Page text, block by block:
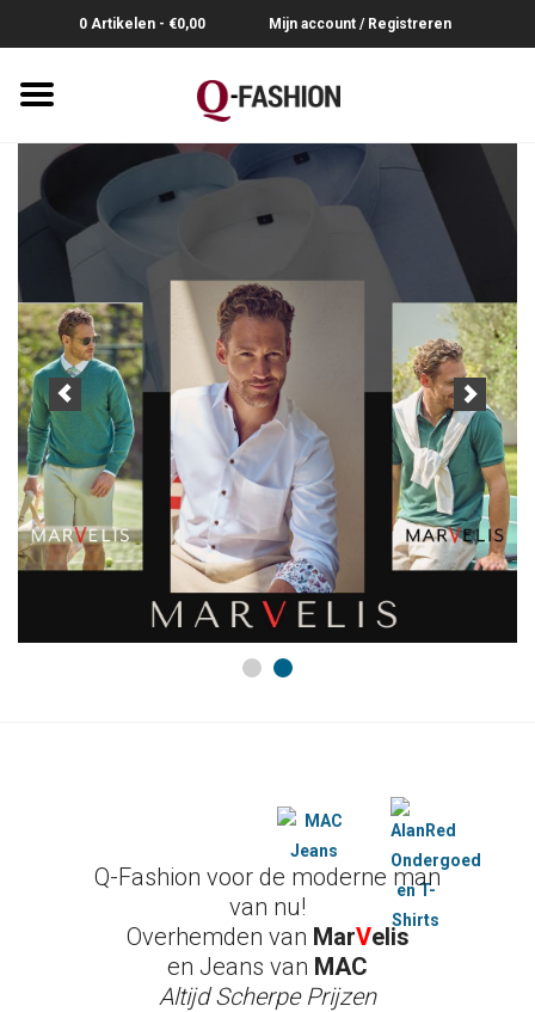
0 Artikelen - €0,00 Mijn account / Registreren
Overhemden
Broeken
Riemen
Polo's
Truien-Pullovers
T-Shirts
Q-Fashion voor de moderne man
van nu!
Overhemden van MarVelis
en Jeans van MAC
Altijd Scherpe Prijzen